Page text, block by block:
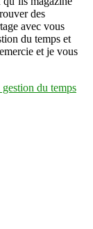
des
avec vous
du temps et
et je vous
du temps